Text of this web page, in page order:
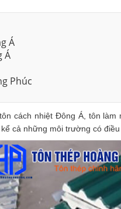
Á
Á
Phúc
cách nhiệt Đông Á, tôn
cả những môi trường có